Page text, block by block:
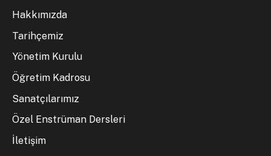
Hakkımızda
Tarihçemiz
Yönetim Kurulu
Öğretim Kadrosu
Sanatçılarımız
Özel Enstrüman Dersleri
İletişim